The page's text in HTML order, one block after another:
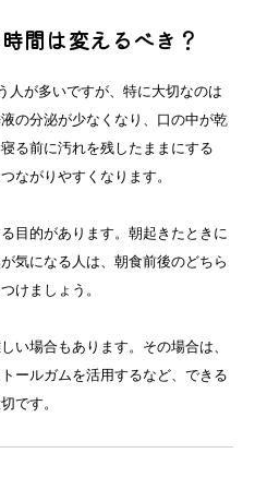
間は変えるべき？
人が多いですが、特に大切なのは
の分泌が少なくなり、口の中が乾
る前に汚れを残したままにする
ながりやすくなります。
目的があります。朝起きたときに
気になる人は、朝食前後のどちら
けましょう。
い場合もあります。その場合は、
ールガムを活用するなど、できる
です。